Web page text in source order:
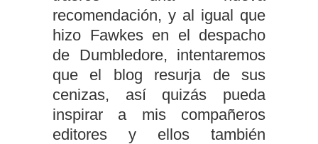
recomendación, y al igual que
hizo Fawkes en el despacho
de Dumbledore, intentaremos
que el blog resurja de sus
cenizas, así quizás pueda
inspirar a mis compañeros
editores y ellos también